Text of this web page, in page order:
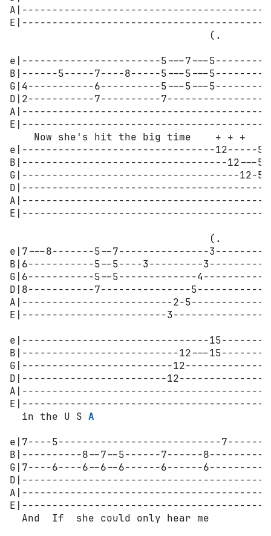
A|-----------------------------------------
                                 (.
e|-----------------------5---7---
B|------5-----7----8-----5---5---
G|4-----------6----------5---5---
D|2-----------7----------
    Now she's hit the big time    + + +
e|--------------------------------12-----
B|----------------------------------12---
G|------------------------------------12-
                                 (.
e|7---8-------5--7---------------
B|6-----------5--5----3---------
G|6-----------5--5-------------
D|8-----------7---------------
A|-------------------------2-
E|------------------------
e|-------------------------------
B|--------------------------12---
G|-------------------------
D|------------------------
  in the U S
A
e|7----5---------------------------
B|----------8--7--5------7------
G|7----6----6--6--6------6------
  And  If  she could only hear me